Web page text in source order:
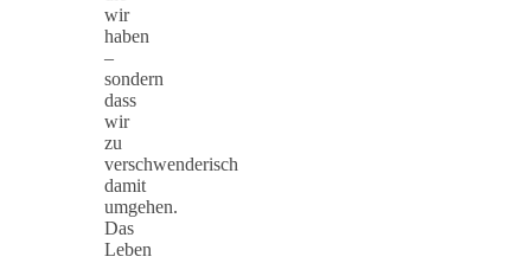
wir
haben
–
sondern
dass
wir
zu
verschwenderisch
damit
umgehen.
Das
Leben